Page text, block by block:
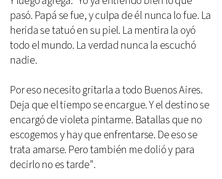
pasó. Papá se fue, y culpa de él nunca lo fue. La
herida se tatuó en su piel. La mentira la oyó
todo el mundo. La verdad nunca la escuchó
nadie.
Por eso necesito gritarla a todo Buenos Aires.
Deja que el tiempo se encargue. Y el destino se
encargó de violeta pintarme. Batallas que no
escogemos y hay que enfrentarse. De eso se
trata amarse. Pero también me dolió y para
decirlo no es tarde".